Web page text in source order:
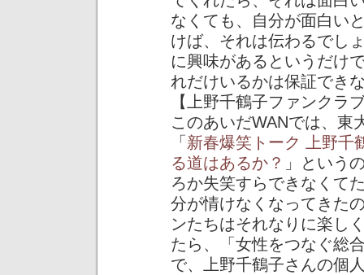
なくても、自分が面白い
けば、それは伝わるでし
に興味があるというだけ
れだけいるかは保証でき
【上野千鶴子ファンクラ
このあいだWANでは、東
「 新春爆笑トーク 上野千
る道はあるか？ 」という
ろか失笑すらできなくて
分が情けなくなってきた
ンたちはそれなりに楽し
たら、「女性をつなぐ総
で、上野千鶴子さんの個